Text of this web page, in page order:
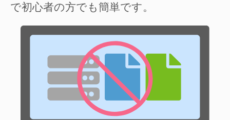
で初心者の方でも簡単です。